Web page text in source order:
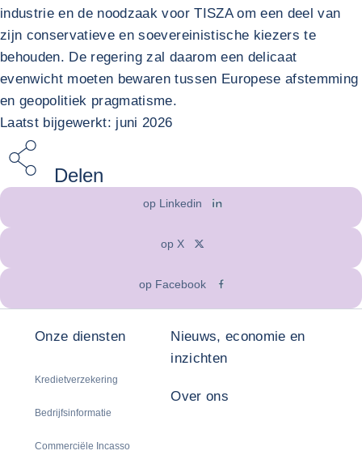
industrie en de noodzaak voor TISZA om een deel van
zijn conservatieve en soevereinistische kiezers te
behouden. De regering zal daarom een delicaat
evenwicht moeten bewaren tussen Europese afstemming
en geopolitiek pragmatisme.
Laatst bijgewerkt: juni 2026
Delen
op Linkedin
op X
op Facebook
Onze diensten
Kredietverzekering
Bedrijfsinformatie
Commerciële Incasso
Nieuws, economie en
inzichten
Over ons